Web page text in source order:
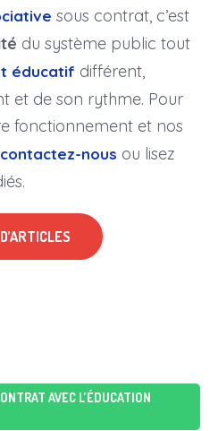
sous contrat, c’est
du système public tout
éducatif différent,
et de son rythme. Pour
fonctionnement et nos
contactez-nous ou lisez
AVEC L’ÉDUCATION